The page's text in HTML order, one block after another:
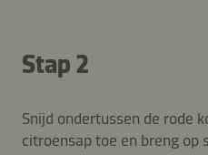
Stap 2
Snijd ondertussen de rode
citroensap toe en breng